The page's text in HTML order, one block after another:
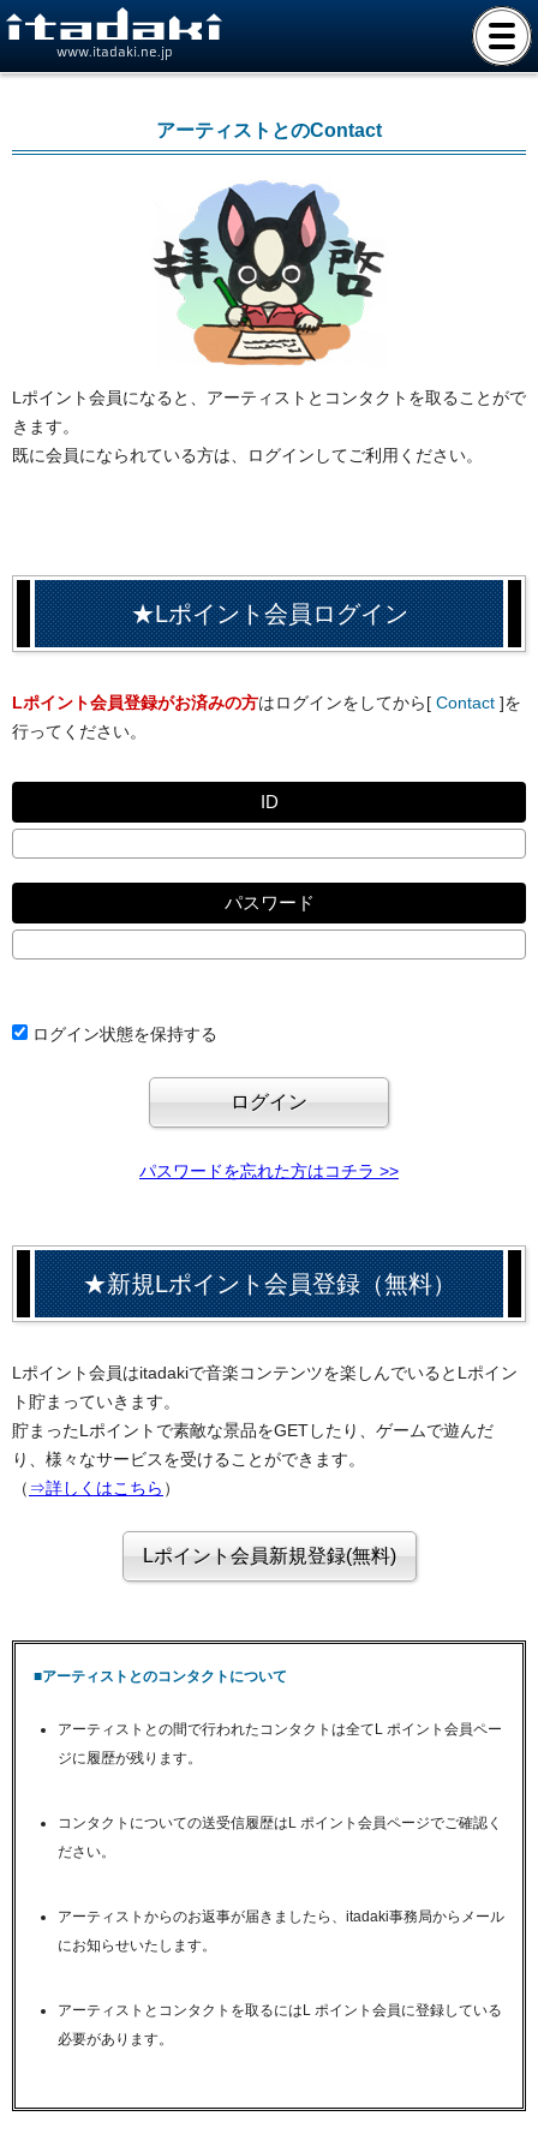
www.itadaki.ne.jp
アーティストとのContact
Lポイント会員になると、アーティストとコンタクトを取ることがで
きます。
既に会員になられている方は、ログインしてご利用ください。
★Lポイント会員ログイン
Lポイント会員登録がお済みの方はログインをしてから[ Contact ]を
行ってください。
ID
パスワード
ログイン状態を保持する
パスワードを忘れた方はコチラ >>
★新規Lポイント会員登録（無料）
Lポイント会員はitadakiで音楽コンテンツを楽しんでいるとLポイン
ト貯まっていきます。
貯まったLポイントで素敵な景品をGETしたり、ゲームで遊んだ
り、様々なサービスを受けることができます。
（ ⇒詳しくはこちら ）
■アーティストとのコンタクトについて
アーティストとの間で行われたコンタクトは全てL ポイント会員ペー
ジに履歴が残ります。
コンタクトについての送受信履歴はL ポイント会員ページでご確認く
ださい。
アーティストからのお返事が届きましたら、itadaki事務局からメール
にお知らせいたします。
アーティストとコンタクトを取るにはL ポイント会員に登録している
必要があります。